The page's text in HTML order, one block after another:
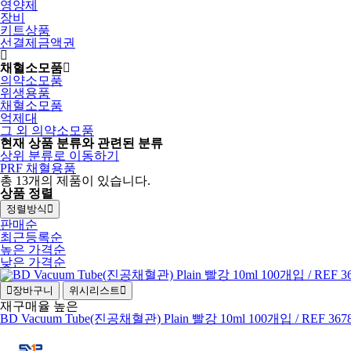
영양제
장비
키트상품
선결제금액권
채혈소모품
의약소모품
위생용품
채혈소모품
억제대
그 외 의약소모품
현재 상품 분류와 관련된 분류
상위 분류로 이동하기
PRF 채혈용품
총 13개의 제품이 있습니다.
상품 정렬
정렬방식
판매순
최근등록순
높은 가격순
낮은 가격순
장바구니 위시리스트
재구매율 높은
BD Vacuum Tube(진공채혈관) Plain 빨강 10ml 100개입 / REF